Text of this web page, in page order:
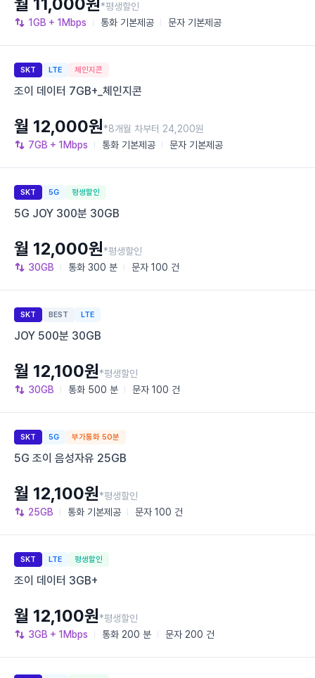
1GB + 1Mbps 통화 기본제공 문자 기본제공
*평생할인
SKT LTE 체인지콘
조이 데이터 7GB+_체인지콘
7GB + 1Mbps 통화 기본제공 문자 기본제공
월 12,000원*8개월 차부터 24,200원
SKT 5G 평생할인
5G JOY 300분 30GB
30GB 통화 300 분 문자 100 건
월 12,000원*평생할인
SKT BEST LTE
JOY 500분 30GB
30GB 통화 500 분 문자 100 건
월 12,100원*평생할인
SKT 5G 부가통화 50분
5G 조이 음성자유 25GB
25GB 통화 기본제공 문자 100 건
월 12,100원*평생할인
SKT LTE 평생할인
조이 데이터 3GB+
3GB + 1Mbps 통화 200 분 문자 200 건
월 12,100원*평생할인